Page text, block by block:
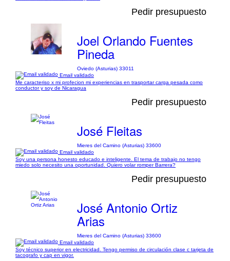
Pedir presupuesto
Joel Orlando Fuentes
Pineda
Oviedo (Asturias) 33011
Email validado
Me caracteriso x mi profecion mi experiencias en trasportar carga pesada como
conductor y soy de Nicaragua
Pedir presupuesto
José Fleitas
Mieres del Camino (Asturias) 33600
Email validado
Soy una persona honesto educado e inteligente. El tema de trabajo no tengo
miedo solo necesito una oportunidad. Quiero volar romper Barrera?
Pedir presupuesto
José Antonio Ortiz
Arias
Mieres del Camino (Asturias) 33600
Email validado
Soy técnico superior en electricidad. Tengo permiso de circulación clase c tarjeta de
tacografo y cap en vigor.